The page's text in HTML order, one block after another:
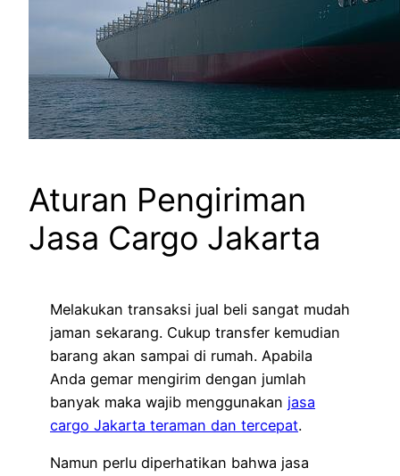
Aturan Pengiriman
Jasa Cargo Jakarta
Melakukan transaksi jual beli sangat mudah
jaman sekarang. Cukup transfer kemudian
barang akan sampai di rumah. Apabila
Anda gemar mengirim dengan jumlah
banyak maka wajib menggunakan jasa
cargo Jakarta teraman dan tercepat.
Namun perlu diperhatikan bahwa jasa